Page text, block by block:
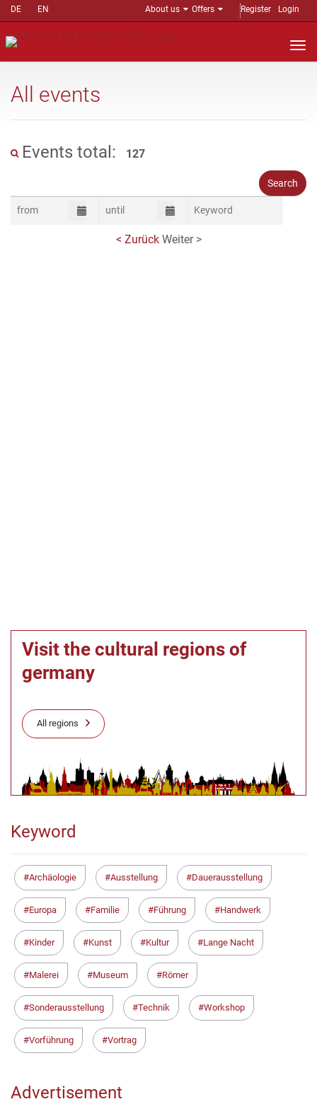
DE EN About us Offers Register Login
All events
Events total: 127
< Zurück Weiter >
Visit the cultural regions of
germany
All regions
Keyword
Archäologie Ausstellung Dauerausstellung
Europa Familie Führung Handwerk
Kinder Kunst Kultur Lange Nacht
Malerei Museum Römer
Sonderausstellung Technik Workshop
Vorführung Vortrag
Advertisement